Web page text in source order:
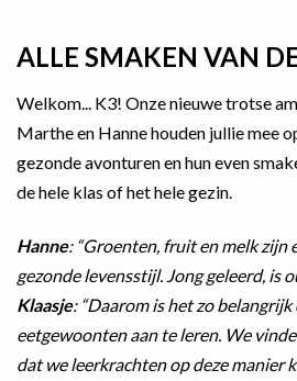
ALLE SMAKEN VAN
Welkom... K3! Onze nieuwe trotse
Marthe en Hanne houden jullie mee
gezonde avonturen en hun even
de hele klas of het hele gezin.
Hanne: “Groenten, fruit en melk zijn
gezonde levensstijl. Jong geleerd, is
Klaasje: “Daarom is het zo
eetgewoonten aan te leren. We
dat we leerkrachten op deze manier